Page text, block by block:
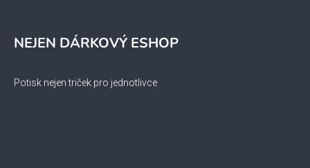
NEJEN DÁRKOVÝ ESHOP
Potisk nejen triček pro jednotlivce